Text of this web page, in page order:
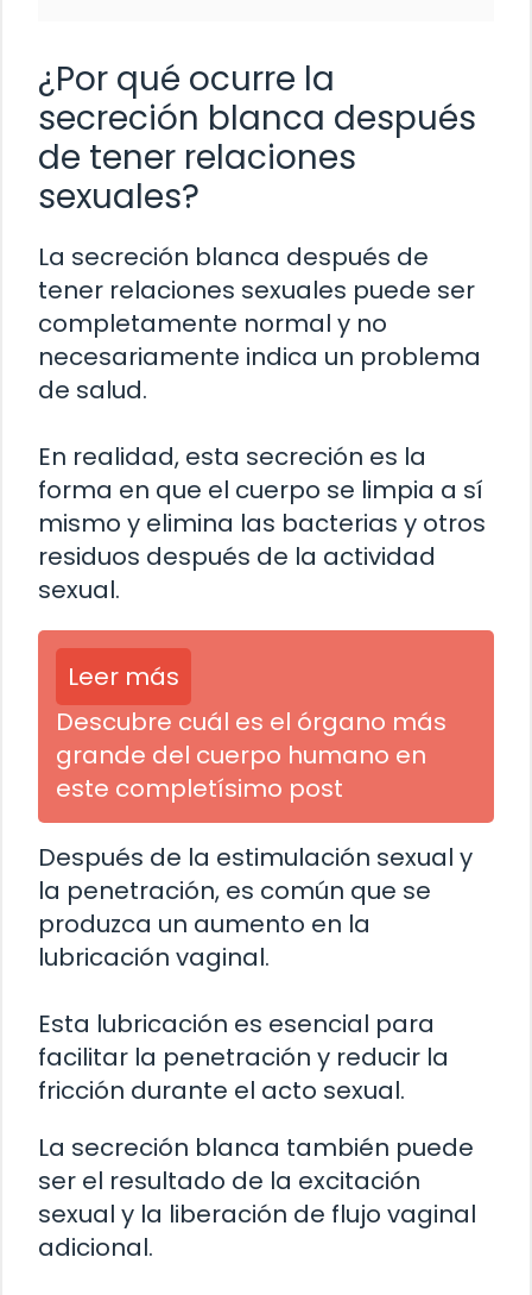
¿Por qué ocurre la
secreción blanca después
de tener relaciones
sexuales?
La secreción blanca después de
tener relaciones sexuales puede ser
completamente normal y no
necesariamente indica un problema
de salud.
En realidad, esta secreción es la
forma en que el cuerpo se limpia a sí
mismo y elimina las bacterias y otros
residuos después de la actividad
sexual.
Leer más
Descubre cuál es el órgano más
grande del cuerpo humano en
este completísimo post
Después de la estimulación sexual y
la penetración, es común que se
produzca un aumento en la
lubricación vaginal.
Esta lubricación es esencial para
facilitar la penetración y reducir la
fricción durante el acto sexual.
La secreción blanca también puede
ser el resultado de la excitación
sexual y la liberación de flujo vaginal
adicional.